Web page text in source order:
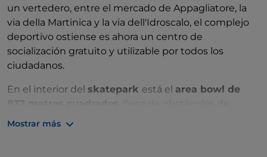
un vertedero, entre el mercado de Appagliatore, la
via della Martinica y la via dell'Idroscalo, el complejo
deportivo ostiense es ahora un centro de
socialización gratuito y utilizable por todos los
ciudadanos.
En el interior del skatepark está el area bowl de
diferentes alturas y profundidades, diseñado para
Mostrar más